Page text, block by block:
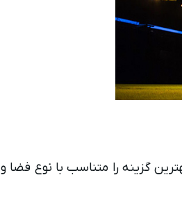
گزینه را متناسب با نوع فضا و